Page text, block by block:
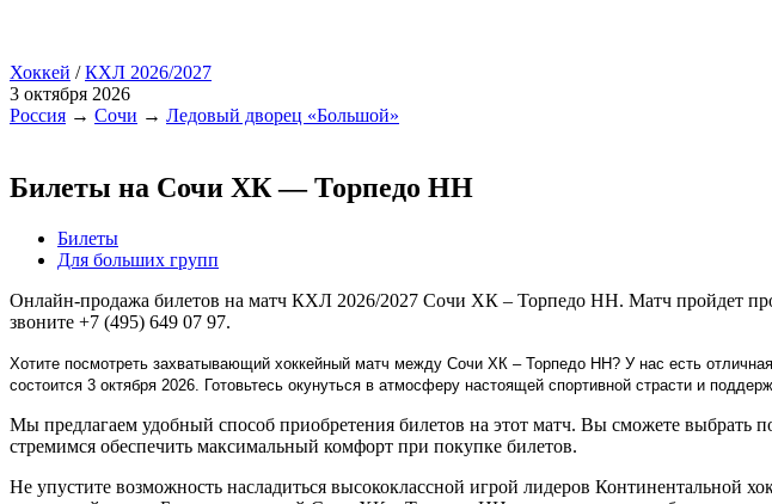
Хоккей /КХЛ 2026/2027
3 октября 2026
Россия → Сочи → Ледовый дворец «Большой»
Билеты на Сочи ХК — Торпедо НН
Билеты
Для больших групп
Онлайн-продажа билетов на матч КХЛ 2026/2027 Сочи ХК – Торпедо НН. Матч пройдет
звоните +7 (495) 649 07 97.
Хотите посмотреть захватывающий хоккейный матч между Сочи ХК – Торпедо НН? У нас есть
состоится 3 октября 2026. Готовьтесь окунуться в атмосферу настоящей спортивной страсти и
Мы предлагаем удобный способ приобретения билетов на этот матч. Вы сможете выбрать
стремимся обеспечить максимальный комфорт при покупке билетов.
Не упустите возможность насладиться высококлассной игрой лидеров